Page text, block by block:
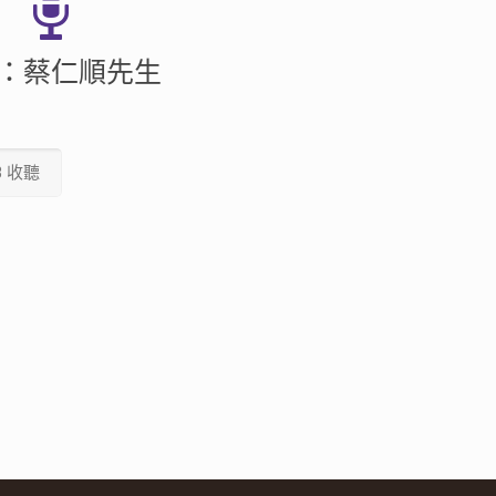
蔡仁順先生
收聽